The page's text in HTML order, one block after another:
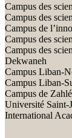
Campus des
Campus des
Campus de
Campus des
Campus des
Dekwaneh
Campus Liban-
Campus Liban-
Campus de
Université
International